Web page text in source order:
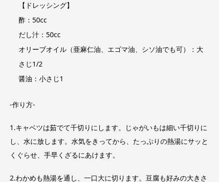
【ドレッシング】
酢：50cc
だし汁：50cc
オリーブオイル（亜麻仁油、エゴマ油、シソ油でも可）：大
さじ1/2
醤油：小さじ1
-作り方-
1.キャベツは茹でて千切りにします。じゃがいもは細い千切りに
し、水に放します。水気をきってから、たっぷりの熱湯にサッと
くぐらせ、手早くざるにあけます。
2.わかめも熱湯を通し、一口大に切ります。豆腐も好みの大きさ